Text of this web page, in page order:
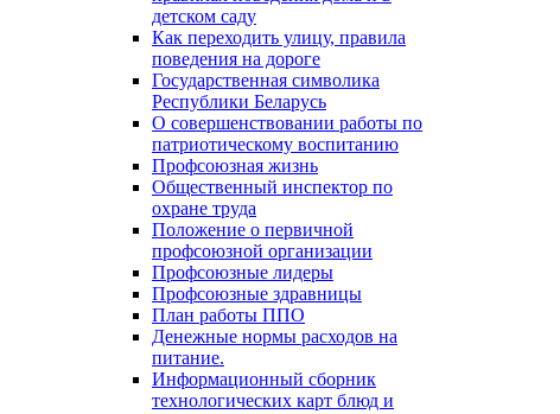
детском саду
Как переходить улицу, правила
поведения на дороге
Государственная символика
Республики Беларусь
О совершенствовании работы по
патриотическому воспитанию
Профсоюзная жизнь
Общественный инспектор по
охране труда
Положение о первичной
профсоюзной организации
Профсоюзные лидеры
Профсоюзные здравницы
План работы ППО
Денежные нормы расходов на
питание.
Информационный сборник
технологических карт блюд и